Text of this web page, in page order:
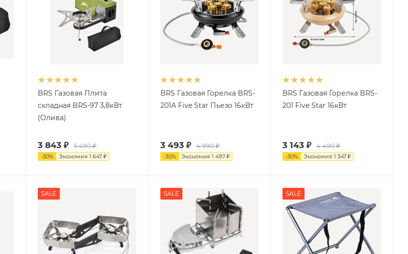
BRS Газовая Плита
складная BRS-97 3,8кВт
(Олива)
3 843₽ 5 490₽
-30% Экономия 1 647₽
BRS Газовая Горелка BRS-
201A Five Star Пьезо 16кВт
3 493₽ 4 990₽
-30% Экономия 1 497₽
BRS Газовая Горелка BRS-
201 Five Star 16кВт
3 143 ₽ 4 490₽
-30% Экономия1 347 ₽
SALE SALE SALE